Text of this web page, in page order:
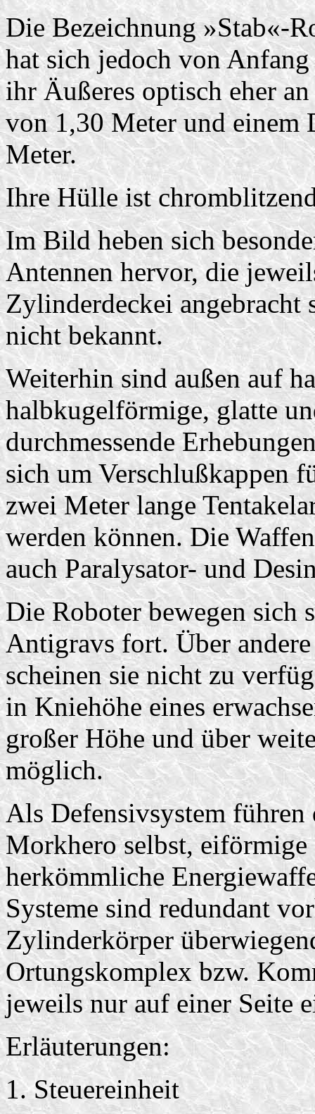
Die Bezeichnung »Stab«-
hat sich jedoch von
ihr Äußeres optisch eher
von 1,30 Meter und einem
Meter.
Ihre Hülle ist
Im Bild heben sich
Antennen hervor, die
Zylinderdeckei angebracht
nicht bekannt.
Weiterhin sind außen auf
halbkugelförmige, glatte
durchmessende
sich um Verschlußkappen
zwei Meter lange
werden können. Die
auch Paralysator- und
Die Roboter bewegen sich
Antigravs fort. Über
scheinen sie nicht zu
in Kniehöhe eines
großer Höhe und über
möglich.
Als Defensivsystem
Morkhero selbst,
herkömmliche
Systeme sind redundant
Zylinderkörper
Ortungskomplex bzw.
jeweils nur auf einer Seite
Erläuterungen:
1. Steuereinheit